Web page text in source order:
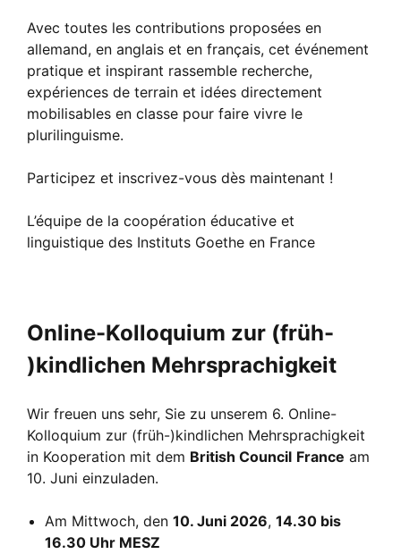
Avec toutes les contributions proposées en
allemand, en anglais et en français, cet événement
pratique et inspirant rassemble recherche,
expériences de terrain et idées directement
mobilisables en classe pour faire vivre le
plurilinguisme.
Participez et inscrivez-vous dès maintenant !
L’équipe de la coopération éducative et
linguistique des Instituts Goethe en France
Online-Kolloquium zur (früh-
)kindlichen Mehrsprachigkeit
Wir freuen uns sehr, Sie zu unserem 6. Online-
Kolloquium zur (früh-)kindlichen Mehrsprachigkeit
in Kooperation mit dem British Council France am
10. Juni einzuladen.
Am Mittwoch, den 10. Juni 2026, 14.30 bis
16.30 Uhr MESZ